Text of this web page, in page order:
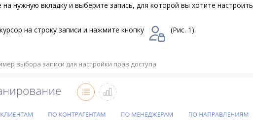
на нужную вкладку и выберите запись, для которой вы хотите настроить
на строку записи и нажмите кнопку
(Рис. 1 ).
выбора записи для настройки прав доступа